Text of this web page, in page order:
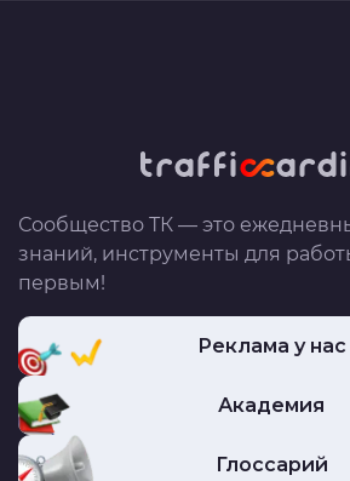
Сообщество ТК — это
знаний, инструменты для
первым!
Реклама у нас
Академия
Глоссарий